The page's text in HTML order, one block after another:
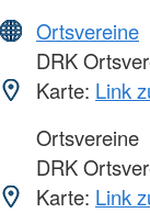
Ortsvereine
DRK
Karte: Link
Ortsvereine
DRK
Karte: Link